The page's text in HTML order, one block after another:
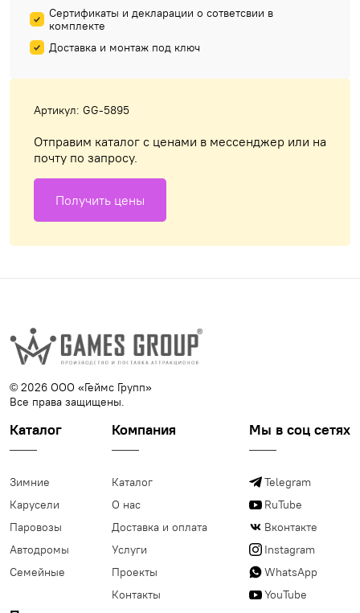
Сертификаты и декларации о сответсвии в
комплекте
Доставка и монтаж под ключ
Артикул: GG-5895
Отправим каталог с ценами в мессенджер или на
почту по запросу.
Получить цены
© 2026 ООО «Геймс Групп»
Все права защищены.
Каталог
Зимние
Карусели
Паровозы
Автодромы
Семейные
Компания
Каталог
О нас
Доставка и оплата
Услуги
Проекты
Контакты
Мы в соц сетях
Telegram
RuTube
Вконтакте
Instagram
WhatsApp
YouTube